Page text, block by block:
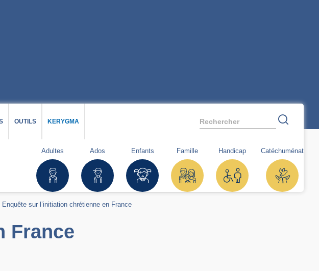
Rechercher
OUTILS KERYGMA
Adultes Ados Enfants Famille Handicap Catéchuménat
Enquête sur l’initiation chrétienne en France
France